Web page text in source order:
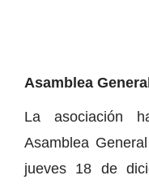
Asamblea
La asociación
Asamblea
jueves 18 de